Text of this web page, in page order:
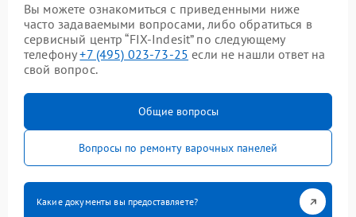
Вы можете ознакомиться с приведенными ниже
часто задаваемыми вопросами, либо обратиться в
сервисный центр “FIX-Indesit” по следующему
телефону+7 (495) 023-73-25 если не нашли ответ на
свой вопрос.
Общие вопросы
Вопросы по ремонту варочных панелей
Какие документы вы предоставляете?